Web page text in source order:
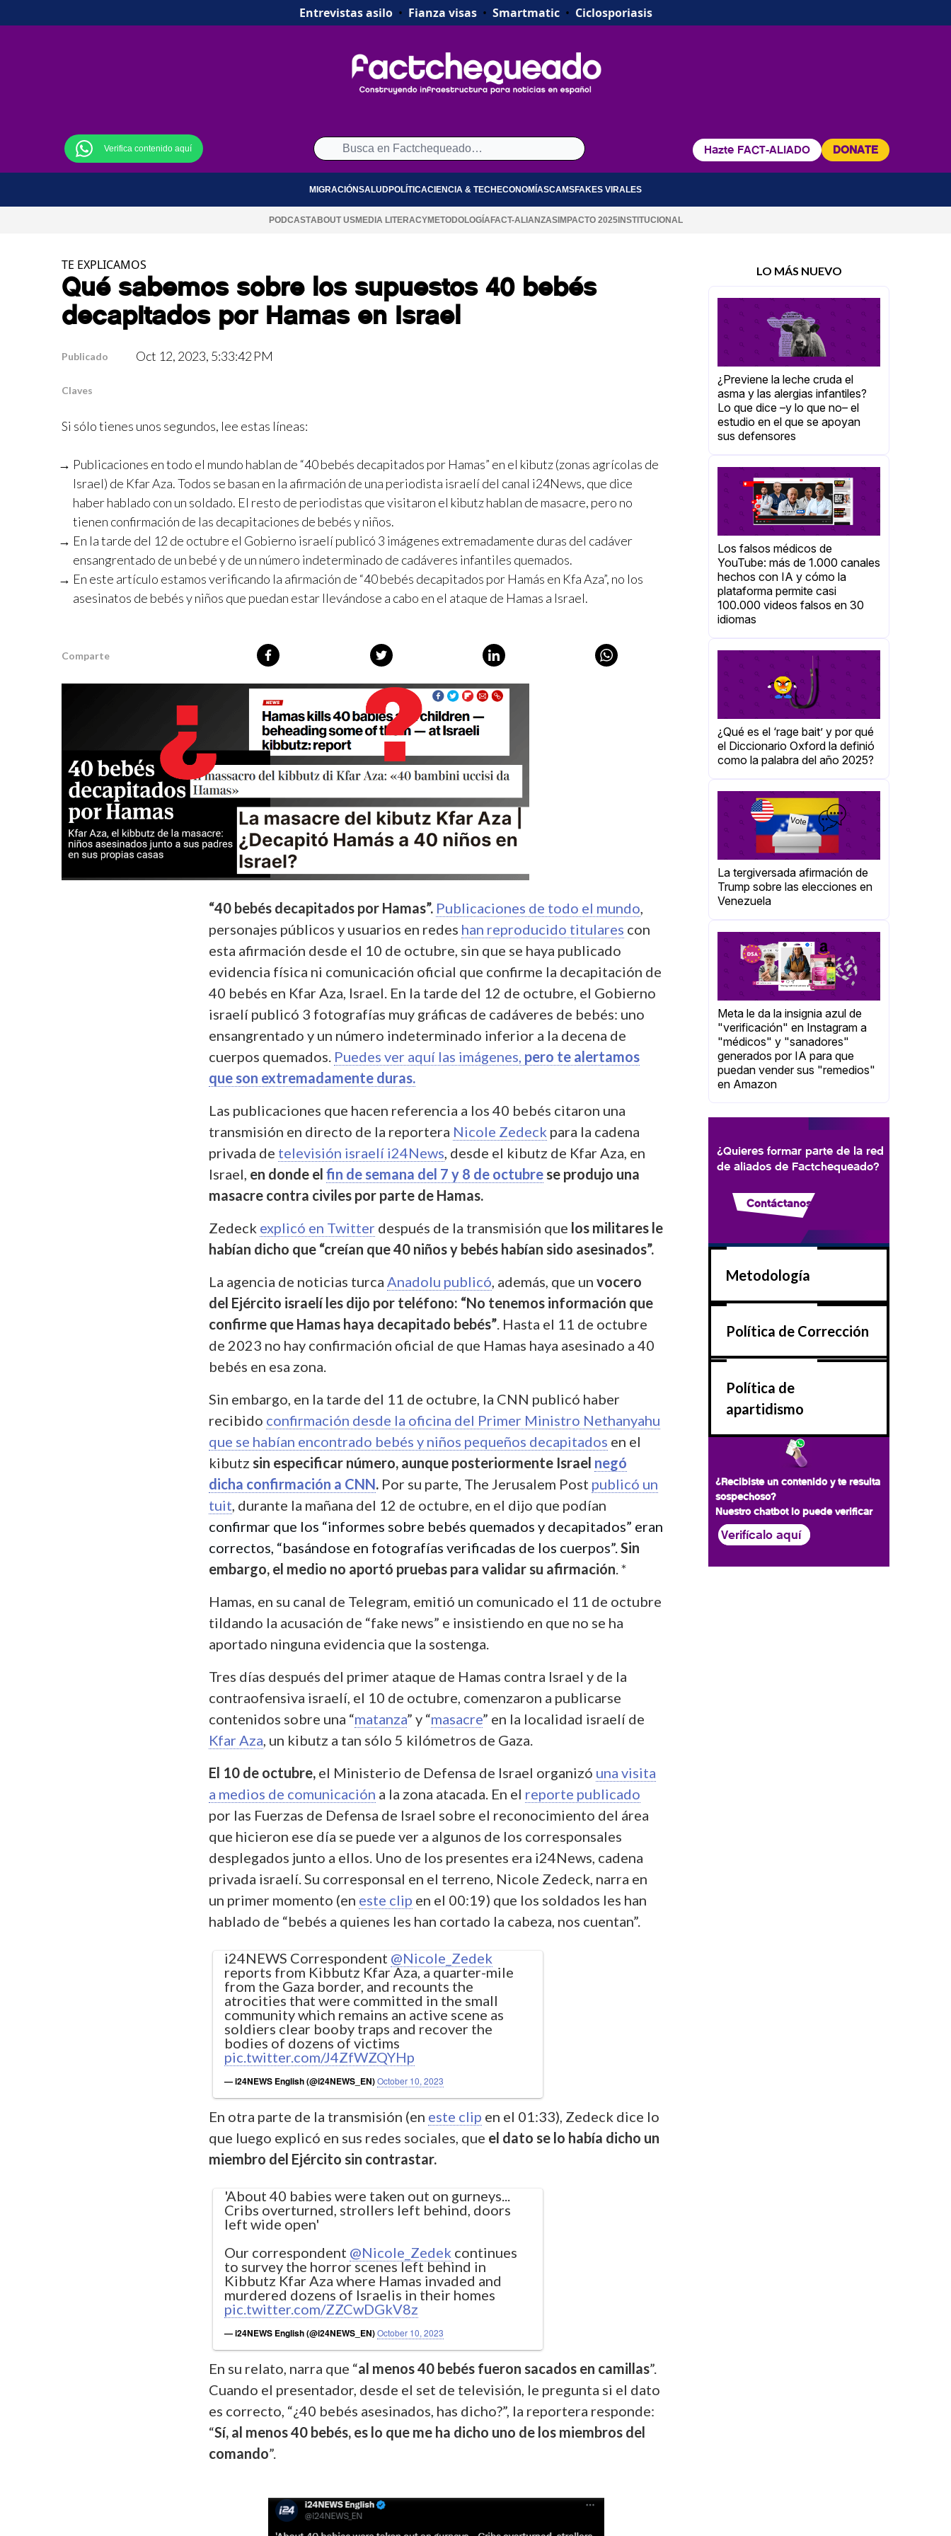
Entrevistas asilo• Fianza visas• Smartmatic• Ciclosporiasis
Verifica contenido aquí Hazte FACT-ALIADO DONATE
MIGRACIÓNSALUDPOLÍTICACIENCIA & TECH ECONOMÍASCAMSFAKES VIRALES
PODCASTABOUT USMEDIA LITERACYMETODOLOGÍA FACT-ALIANZASIMPACTO 2025INSTITUCIONAL
TE EXPLICAMOS
Qué sabemos sobre los supuestos 40 bebés
decapitados por Hamas en Israel
Publicado Oct 12, 2023, 5:33:42 PM
Claves
Si sólo tienes unos segundos, lee estas líneas:
Publicaciones en todo el mundo hablan de “40 bebés decapitados por Hamas” en el kibutz (zonas agrícolas de
Israel) de Kfar Aza. Todos se basan en la afirmación de una periodista israelí del canal i24News, que dice
haber hablado con un soldado. El resto de periodistas que visitaron el kibutz hablan de masacre, pero no
tienen confirmación de las decapitaciones de bebés y niños.
En la tarde del 12 de octubre el Gobierno israelí publicó 3 imágenes extremadamente duras del cadáver
ensangrentado de un bebé y de un número indeterminado de cadáveres infantiles quemados.
En este artículo estamos verificando la afirmación de “40 bebés decapitados por Hamás en Kfa Aza”, no los
asesinatos de bebés y niños que puedan estar llevándose a cabo en el ataque de Hamas a Israel.
Comparte
“40 bebés decapitados por Hamas”. Publicaciones de todo el mundo,
personajes públicos y usuarios en redes han reproducido titulares con
esta afirmación desde el 10 de octubre, sin que se haya publicado
evidencia física ni comunicación oficial que confirme la decapitación de
40 bebés en Kfar Aza, Israel. En la tarde del 12 de octubre, el Gobierno
israelí publicó 3 fotografías muy gráficas de cadáveres de bebés: uno
ensangrentado y un número indeterminado inferior a la decena de
cuerpos quemados. Puedes ver aquí las imágenes, pero te alertamos
que son extremadamente duras.
Las publicaciones que hacen referencia a los 40 bebés citaron una
transmisión en directo de la reportera Nicole Zedeck para la cadena
privada de televisión israelí i24News, desde el kibutz de Kfar Aza, en
Israel, en donde el fin de semana del 7 y 8 de octubrese produjo una
masacre contra civiles por parte de Hamas.
Zedeck explicó en Twitter después de la transmisión que los militares le
habían dicho que “creían que 40 niños y bebés habían sido asesinados”.
La agencia de noticias turca Anadolu publicó, además, que un vocero
del Ejército israelí les dijo por teléfono: “No tenemos información que
confirme que Hamas haya decapitado bebés”. Hasta el 11 de octubre
de 2023 no hay confirmación oficial de que Hamas haya asesinado a 40
bebés en esa zona.
Sin embargo, en la tarde del 11 de octubre, la CNN publicó haber
recibido confirmación desde la oficina del Primer Ministro Nethanyahu
que se habían encontrado bebés y niños pequeños decapitados en el
kibutz sin especificar número, aunque posteriormente Israel negó
dicha confirmación a CNN. Por su parte, The Jerusalem Post publicó un
tuit, durante la mañana del 12 de octubre, en el dijo que podían
confirmar que los “informes sobre bebés quemados y decapitados” eran
correctos, “basándose en fotografías verificadas de los cuerpos”.Sin
embargo, el medio no aportó pruebas para validar su afirmación. *
Hamas, en su canal de Telegram, emitió un comunicado el 11 de octubre
tildando la acusación de “fake news” e insistiendo en que no se ha
aportado ninguna evidencia que la sostenga.
Tres días después del primer ataque de Hamas contra Israel y de la
contraofensiva israelí, el 10 de octubre, comenzaron a publicarse
contenidos sobre una “matanza” y “masacre” en la localidad israelí de
Kfar Aza, un kibutz a tan sólo 5 kilómetros de Gaza.
El 10 de octubre, el Ministerio de Defensa de Israel organizó una visita
a medios de comunicación a la zona atacada. En el reporte publicado
por las Fuerzas de Defensa de Israel sobre el reconocimiento del área
que hicieron ese día se puede ver a algunos de los corresponsales
desplegados junto a ellos. Uno de los presentes era i24News, cadena
privada israelí. Su corresponsal en el terreno, Nicole Zedeck, narra en
un primer momento (en este clip en el 00:19) que los soldados les han
hablado de “bebés a quienes les han cortado la cabeza, nos cuentan”.
i24NEWS Correspondent @Nicole_Zedek
reports from Kibbutz Kfar Aza, a quarter-mile
from the Gaza border, and recounts the
atrocities that were committed in the small
community which remains an active scene as
soldiers clear booby traps and recover the
bodies of dozens of victims
pic.twitter.com/J4ZfWZQYHp
— i24NEWS English (@i24NEWS_EN)October 10, 2023
En otra parte de la transmisión (en este clip en el 01:33), Zedeck dice lo
que luego explicó en sus redes sociales, que el dato se lo había dicho un
miembro del Ejército sin contrastar.
'About 40 babies were taken out on gurneys...
Cribs overturned, strollers left behind, doors
left wide open'
Our correspondent @Nicole_Zedek continues
to survey the horror scenes left behind in
Kibbutz Kfar Aza where Hamas invaded and
murdered dozens of Israelis in their homes
pic.twitter.com/ZZCwDGkV8z
— i24NEWS English (@i24NEWS_EN)October 10, 2023
En su relato, narra que “al menos 40 bebés fueron sacados en camillas”.
Cuando el presentador, desde el set de televisión, le pregunta si el dato
es correcto, “¿40 bebés asesinados, has dicho?”, la reportera responde:
“Sí, al menos 40 bebés, es lo que me ha dicho uno de los miembros del
comando”.
LO MÁS NUEVO
¿Previene la leche cruda el
asma y las alergias infantiles?
Lo que dice –y lo que no– el
estudio en el que se apoyan
sus defensores
Los falsos médicos de
YouTube: más de 1.000 canales
hechos con IA y cómo la
plataforma permite casi
100.000 videos falsos en 30
idiomas
¿Qué es el ‘rage bait’ y por qué
el Diccionario Oxford la definió
como la palabra del año 2025?
La tergiversada afirmación de
Trump sobre las elecciones en
Venezuela
Meta le da la insignia azul de
"verificación" en Instagram a
"médicos" y "sanadores"
generados por IA para que
puedan vender sus "remedios"
en Amazon
¿Quieres formar parte de la red
de aliados de Factchequeado?
Contáctanos
Metodología
Política de Corrección
Política de
apartidismo
¿Recibiste un contenido y te resulta
sospechoso?
Nuestro chatbot lo puede verificar
Verifícalo aquí